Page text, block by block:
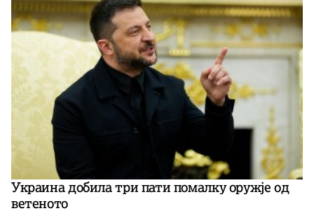
Украина добила три пати помалку оружје од
ветеното